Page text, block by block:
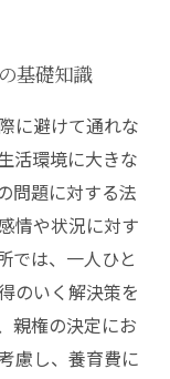
基礎知識
に避けて通れな
活環境に大きな
問題に対する法
情や状況に対す
では、一人ひと
のいく解決策を
親権の決定にお
慮し、養育費に